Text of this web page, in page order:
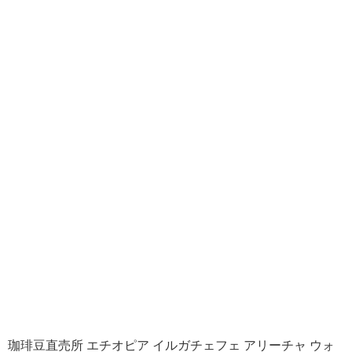
珈琲豆直売所 エチオピア イルガチェフェ アリーチャ ウォ